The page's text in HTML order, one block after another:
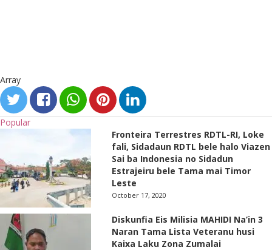
Array
Popular
Fronteira Terrestres RDTL-RI, Loke
fali, Sidadaun RDTL bele halo Viazen
Sai ba Indonesia no Sidadun
Estrajeiru bele Tama mai Timor
Leste
October 17, 2020
Diskunfia Eis Milisia MAHIDI Na’in 3
Naran Tama Lista Veteranu husi
Kaixa Laku Zona Zumalai